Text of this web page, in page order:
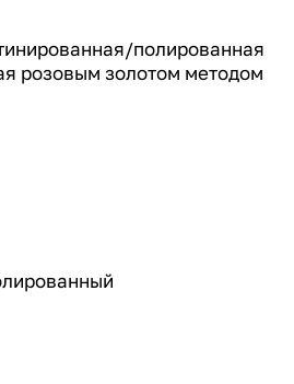
полированная
розовым золотом методом